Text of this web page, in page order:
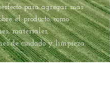
para agregar más
el producto, como
materiales,
de cuidado y limpieza.